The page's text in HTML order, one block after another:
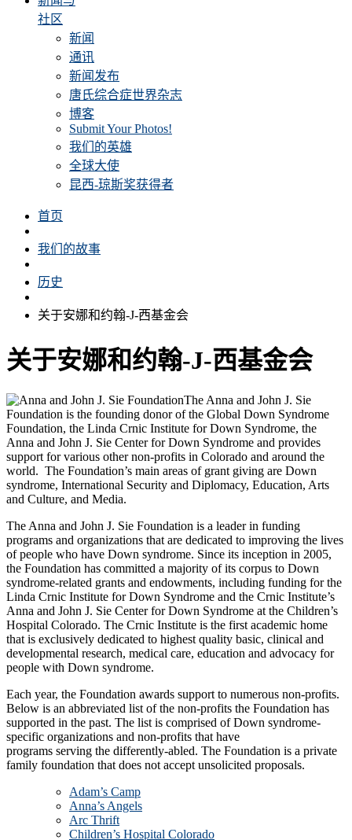
社区
新闻
通讯
新闻发布
唐氏综合症世界杂志
博客
Submit Your Photos!
我们的英雄
全球大使
昆西-琼斯奖获得者
首页
我们的故事
历史
关于安娜和约翰-J-西基金会
关于安娜和约翰-J-西基金会
The Anna and John J. Sie
Foundation is the founding donor of the Global Down Syndrome
Foundation, the Linda Crnic Institute for Down Syndrome, the
Anna and John J. Sie Center for Down Syndrome and provides
support for various other non-profits in Colorado and around the
world. The Foundation’s main areas of grant giving are Down
syndrome, International Security and Diplomacy, Education, Arts
and Culture, and Media.
The Anna and John J. Sie Foundation is a leader in funding
programs and organizations that are dedicated to improving the lives
of people who have Down syndrome. Since its inception in 2005,
the Foundation has committed a majority of its corpus to Down
syndrome-related grants and endowments, including funding for the
Linda Crnic Institute for Down Syndrome and the Crnic Institute’s
Anna and John J. Sie Center for Down Syndrome at the Children’s
Hospital Colorado. The Crnic Institute is the first academic home
that is exclusively dedicated to highest quality basic, clinical and
developmental research, medical care, education and advocacy for
people with Down syndrome.
Each year, the Foundation awards support to numerous non-profits.
Below is an abbreviated list of the non-profits the Foundation has
supported in the past. The list is comprised of Down syndrome-
specific organizations and non-profits that have
programs serving the differently-abled. The Foundation is a private
family foundation that does not accept unsolicited proposals.
Adam’s Camp
Anna’s Angels
Arc Thrift
Children’s Hospital Colorado